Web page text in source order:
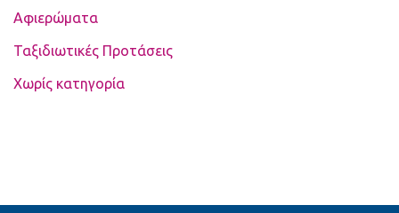
Αφιερώματα
Ταξιδιωτικές Προτάσεις
Χωρίς κατηγορία